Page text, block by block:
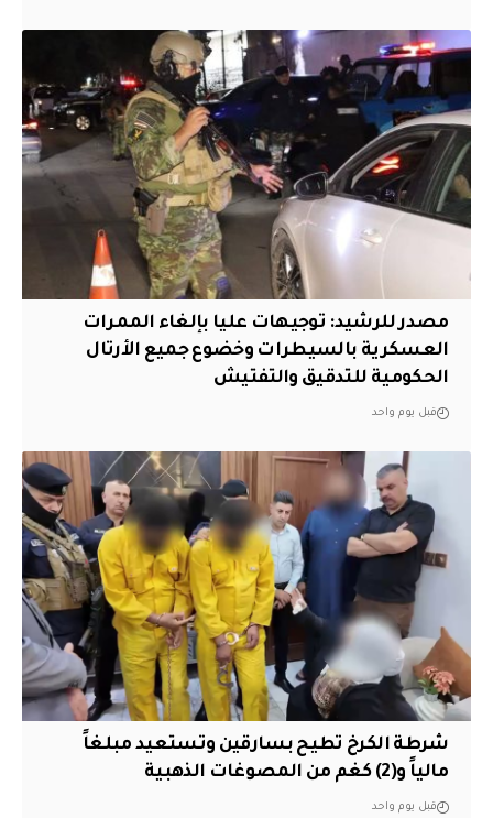
مصدر للرشيد: توجيهات عليا بإلغاء الممرات
العسكرية بالسيطرات وخضوع جميع الأرتال
الحكومية للتدقيق والتفتيش
قبل يوم واحد
شرطة الكرخ تطيح بسارقين وتستعيد مبلغاً
مالياً و(2) كغم من المصوغات الذهبية
قبل يوم واحد